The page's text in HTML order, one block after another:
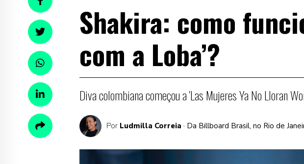
Shakira: como
com a Loba’?
Diva colombiana começou a 'Las Mujeres Ya No Lloran
Por Ludmilla Correia · Da Billboard Brasil, no Rio de